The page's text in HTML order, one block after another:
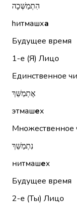
הִתְמַשְּׁכָה
hитмашха
Будущее время
1-е (Я) Лицо
Единственное
אֶתְמַשֵּׁךְ
этмашех
Множественное
נִתְמַשֵּׁךְ
нитмашех
Будущее время
2-е (Ты) Лицо